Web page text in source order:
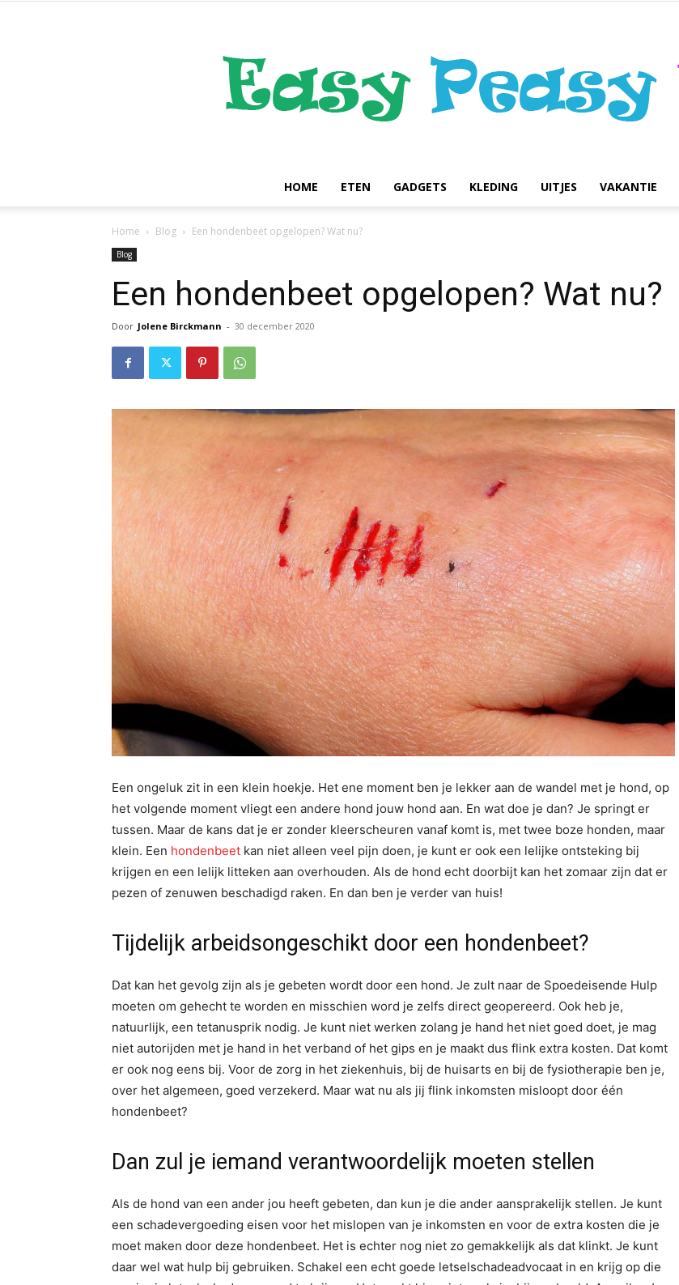
HOME ETEN GADGETS KLEDING UITJES VAKANTIE
Home Blog Een hondenbeet opgelopen? Wat nu?
Blog
Een hondenbeet opgelopen? Wat nu?
Door Jolene Birckmann - 30 december 2020
Een ongeluk zit in een klein hoekje. Het ene moment ben je lekker aan de wandel met je hond, op
het volgende moment vliegt een andere hond jouw hond aan. En wat doe je dan? Je springt er
tussen. Maar de kans dat je er zonder kleerscheuren vanaf komt is, met twee boze honden, maar
klein. Een hondenbeet kan niet alleen veel pijn doen, je kunt er ook een lelijke ontsteking bij
krijgen en een lelijk litteken aan overhouden. Als de hond echt doorbijt kan het zomaar zijn dat er
pezen of zenuwen beschadigd raken. En dan ben je verder van huis!
Tijdelijk arbeidsongeschikt door een hondenbeet?
Dat kan het gevolg zijn als je gebeten wordt door een hond. Je zult naar de Spoedeisende Hulp
moeten om gehecht te worden en misschien word je zelfs direct geopereerd. Ook heb je,
natuurlijk, een tetanusprik nodig. Je kunt niet werken zolang je hand het niet goed doet, je mag
niet autorijden met je hand in het verband of het gips en je maakt dus flink extra kosten. Dat komt
er ook nog eens bij. Voor de zorg in het ziekenhuis, bij de huisarts en bij de fysiotherapie ben je,
over het algemeen, goed verzekerd. Maar wat nu als jij flink inkomsten misloopt door één
hondenbeet?
Dan zul je iemand verantwoordelijk moeten stellen
Als de hond van een ander jou heeft gebeten, dan kun je die ander aansprakelijk stellen. Je kunt
een schadevergoeding eisen voor het mislopen van je inkomsten en voor de extra kosten die je
moet maken door deze hondenbeet. Het is echter nog niet zo gemakkelijk als dat klinkt. Je kunt
daar wel wat hulp bij gebruiken. Schakel een echt goede letselschadeadvocaat in en krijg op die